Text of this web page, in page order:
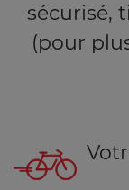
sécurisé,
(pour